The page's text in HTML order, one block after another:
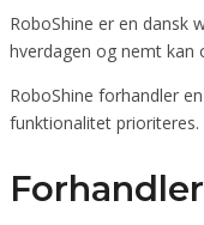
RoboShine er en dansk
hverdagen og nemt kan
RoboShine forhandler
funktionalitet prioriteres.